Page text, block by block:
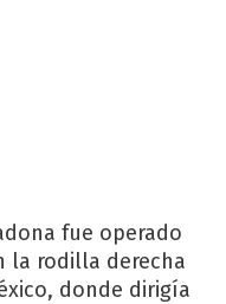
fue operado
la rodilla derecha
donde dirigía